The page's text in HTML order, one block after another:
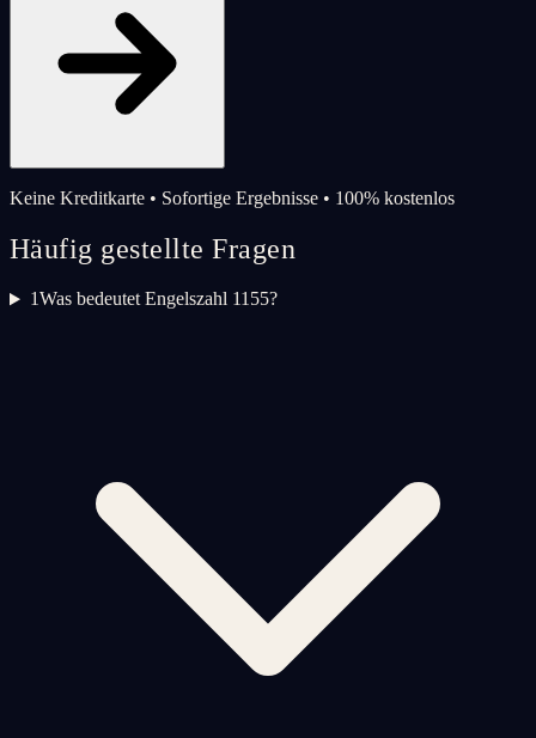
Keine Kreditkarte • Sofortige Ergebnisse • 100% kostenlos
Häufig gestellte Fragen
1Was bedeutet Engelszahl 1155?